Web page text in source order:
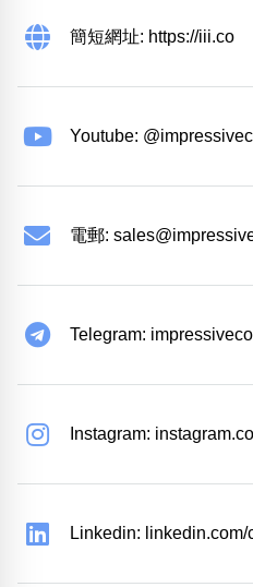
簡短網址: https://iii.co
Youtube:
電郵:
Telegram:
Instagram:
Linkedin: